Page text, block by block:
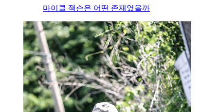
마이클 잭슨은 어떤 존재였을까